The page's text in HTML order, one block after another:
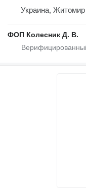
Украина, Житомир
ФОП Колесник Д. В.